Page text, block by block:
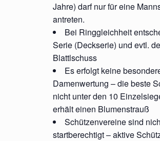
Jahre) darf nur für eine
antreten.
Bei Ringgleichheit
Serie (Deckserie) und evtl.
Blattlschuss
Es erfolgt keine
Damenwertung – die beste
nicht unter den 10
erhält einen Blumenstrauß
Schützenvereine sind
startberechtigt – aktive